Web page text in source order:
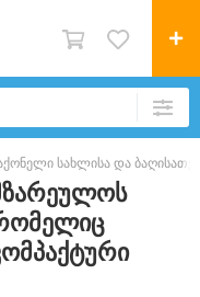
სახლისა და